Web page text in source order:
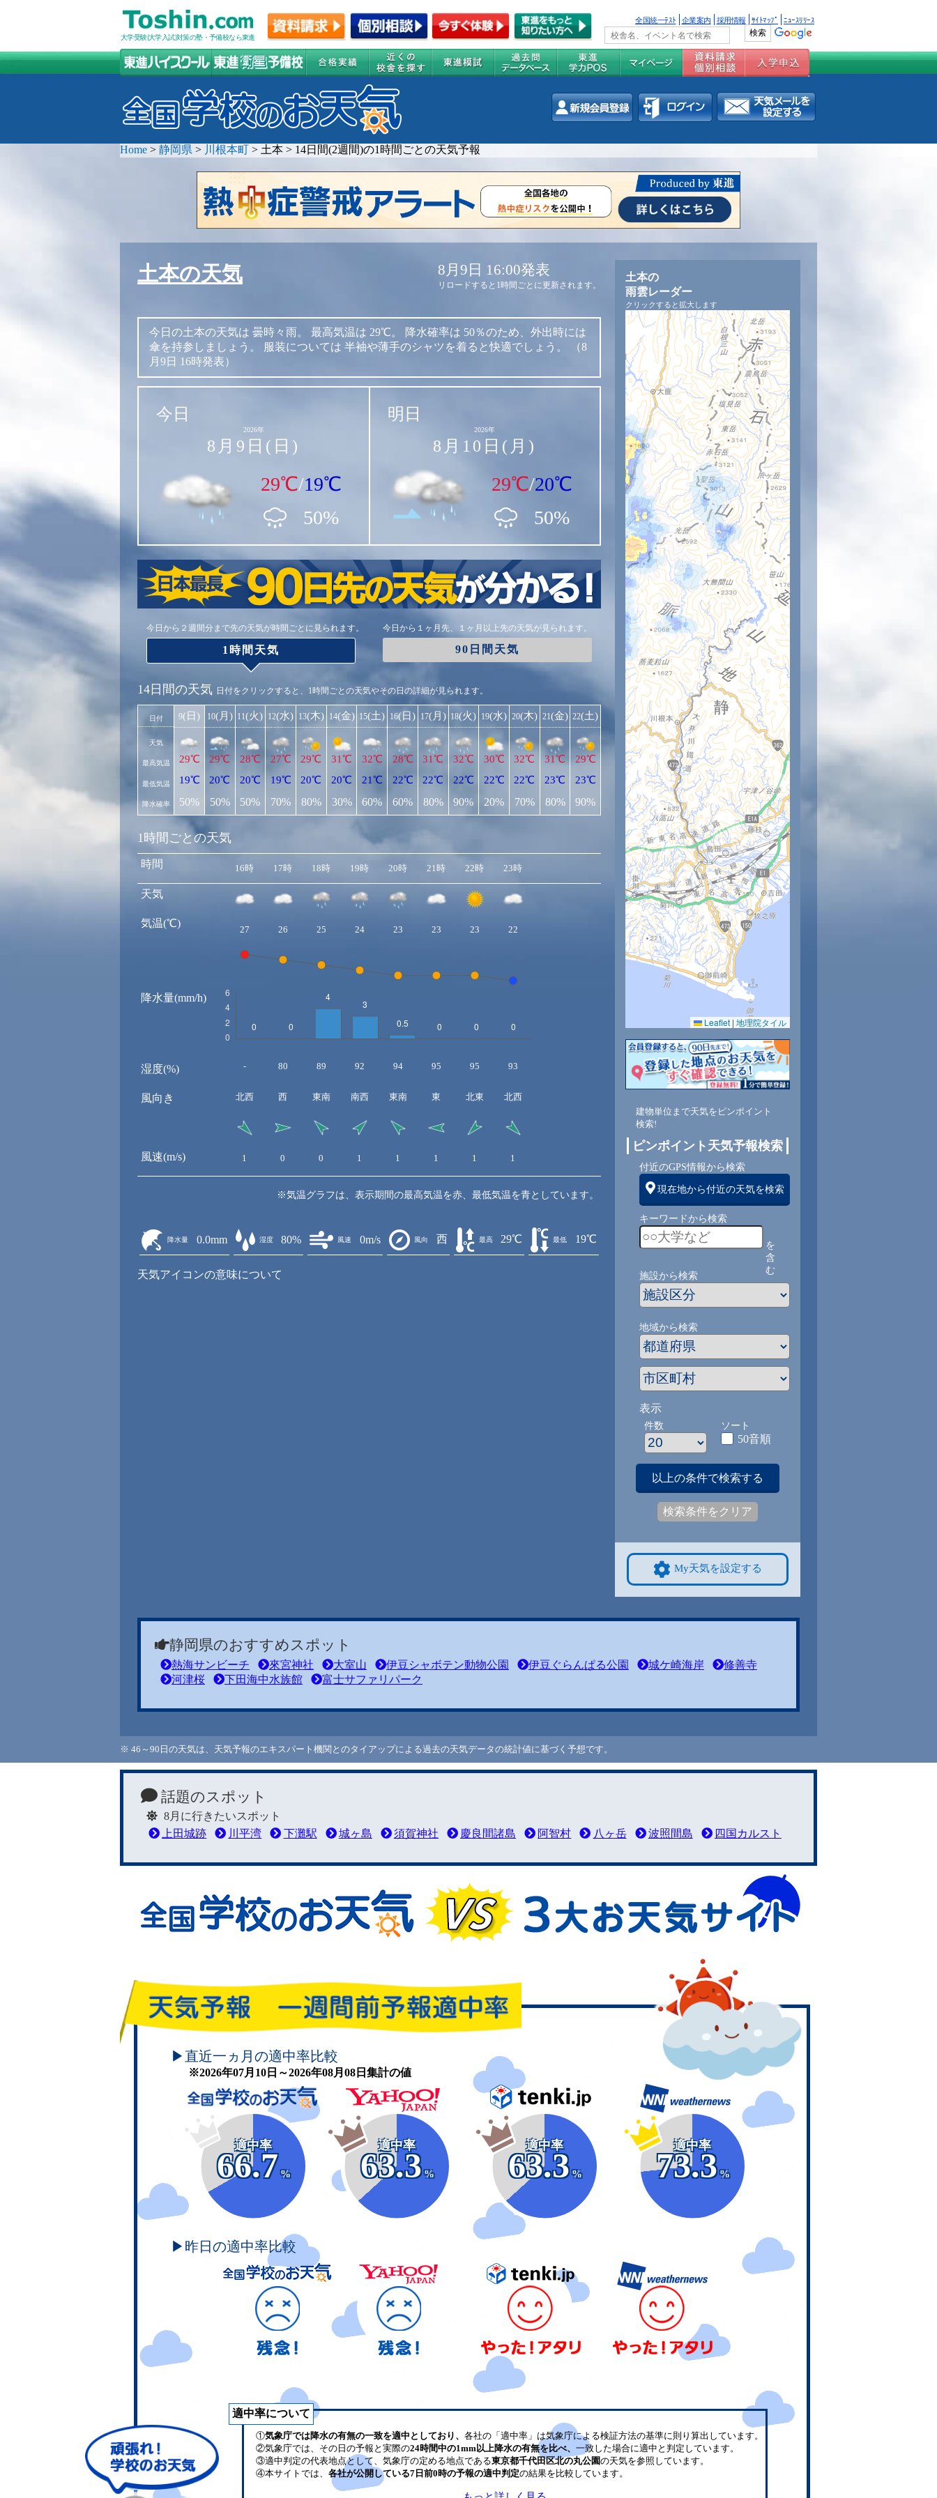
大学受験(大学入試)対策の塾・予備校なら東進
全国統一ﾃｽﾄ 企業案内 採用情報 ｻｲﾄﾏｯﾌﾟ ﾆｭｰｽﾘﾘｰｽ
Home > 静岡県 > 川根本町 > 土本 > 14日間(2週間)の1時間ごとの天気予報
土本の天気 8月9日 16:00発表
リロードすると1時間ごとに更新されます。
今日の土本の天気は 曇時々雨。 最高気温は 29℃。 降水確率は 50％のため、外出時には
傘を持参しましょう。
服装については 半袖や薄手のシャツを着ると快適でしょう。
（8
月9日 16時発表）
今日
2026年
8月9日(日)
29℃/19℃
50%
明日
2026年
8月10日(月)
29℃/20℃
50%
今日から２週間分まで先の天気が時間ごとに見られます。
1時間天気
今日から１ヶ月先、１ヶ月以上先の天気が見られます。
90日間天気
14日間の天気 日付をクリックすると、1時間ごとの天気やその日の詳細が見られます。
日付
天気
最高気温
最低気温
降水確率
9(日)
29℃
19℃
50%
10(月)
29℃
20℃
50%
11(火)
28℃
20℃
50%
12(水)
27℃
19℃
70%
13(木)
29℃
20℃
80%
14(金)
31℃
20℃
30%
15(土)
32℃
21℃
60%
16(日)
28℃
22℃
60%
17(月)
31℃
22℃
80%
18(火)
32℃
22℃
90%
19(水)
30℃
22℃
20%
20(木)
32℃
22℃
70%
21(金)
31℃
23℃
80%
22(土)
29℃
23℃
90%
1時間ごとの天気
時間
天気
気温(℃)
降水量(mm/h)
湿度(%)
風向き
風速(m/s)
16時 17時 18時 19時 20時 21時 22時 23時
27 26 25 24 23 23 23 22
- 80 89 92 94 95 95 93
北西 西 東南 南西 東南 東 北東 北西
1 0 0 1 1 1 1 1
※気温グラフは、表示期間の最高気温を赤、最低気温を青としています。
降水量 0.0mm 湿度 80% 風速 0m/s 風向 西 最高 29℃ 最低 19℃
天気アイコンの意味について
土本の
雨雲レーダー
クリックすると拡大します
Leaflet | 地理院タイル
建物単位まで天気をピンポイント
検索!
ピンポイント天気予報検索
付近のGPS情報から検索
現在地から付近の天気を検索
キーワードから検索
を
含
む
施設から検索
地域から検索
表示
件数 ソート
50音順
以上の条件で検索する
検索条件をクリア
My天気を設定する
静岡県のおすすめスポット
熱海サンビーチ 來宮神社 大室山 伊豆シャボテン動物公園 伊豆ぐらんぱる公園 城ケ崎海岸
修善寺
河津桜
下田海中水族館 富士サファリパーク
※ 46～90日の天気は、天気予報のエキスパート機関とのタイアップによる過去の天気データの統計値に基づく予想です。
話題のスポット
8月に行きたいスポット
上田城跡
川平湾 下灘駅 城ヶ島 須賀神社 慶良間諸島 阿智村 八ヶ岳 波照間島 四国カルスト
頑張れ！学校のお天気
▶直近一ヵ月の適中率比較
※2026年07月10日～2026年08月08日集計の値
適中率
66.7
%
適中率
63.3
%
適中率
63.3
%
適中率
73.3
%
▶昨日の適中率比較
適中率について
①気象庁では降水の有無の一致を適中としており、 各社の「適中率」は気象庁による検証方法の基準に則り算出しています。
②気象庁では、その日の予報と実際の24時間中の1mm以上降水の有無を比べ、 一致した場合に適中と判定しています。
③適中判定の代表地点として、気象庁の定める地点である東京都千代田区北の丸公園の天気を参照しています。
④本サイトでは、 各社が公開している7日前0時の予報の適中判定の結果を比較しています。